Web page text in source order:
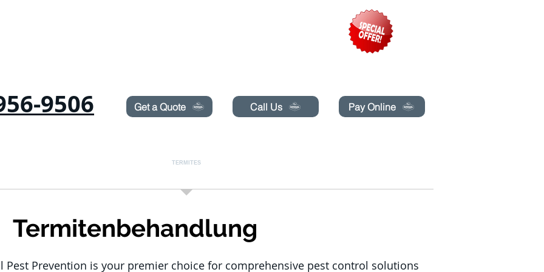
9506 Get a Quote Call Us Pay Online
TERMITES
Termitenbehandlung
Prevention is your premier choice for comprehensive pest control solutions